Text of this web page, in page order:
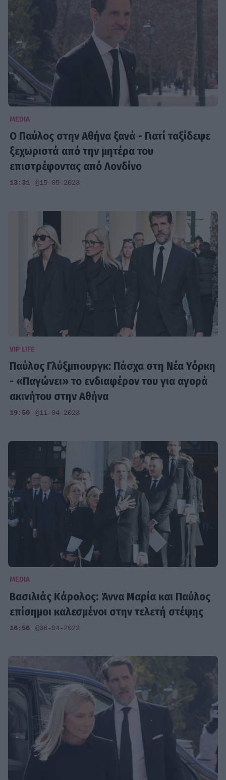
MEDIA
Ο Παύλος στην Αθήνα ξανά - Γιατί ταξίδεψε
ξεχωριστά από την μητέρα του
επιστρέφοντας από Λονδίνο
13:31 @15-05-2023
VIP LIFE
Παύλος Γλύξμπουργκ: Πάσχα στη Νέα Υόρκη
- «Παγώνει» το ενδιαφέρον του για αγορά
ακινήτου στην Αθήνα
19:50 @11-04-2023
MEDIA
Βασιλιάς Κάρολος: Άννα Μαρία και Παύλος
επίσημοι καλεσμένοι στην τελετή στέψης
16:56 @06-04-2023